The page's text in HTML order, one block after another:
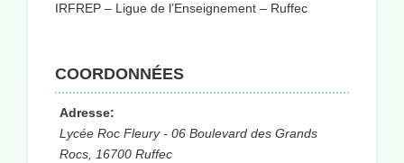
IRFREP – Ligue de l’Enseignement – Ruffec
COORDONNÉES
Adresse:
Lycée Roc Fleury - 06 Boulevard des Grands
Rocs, 16700 Ruffec